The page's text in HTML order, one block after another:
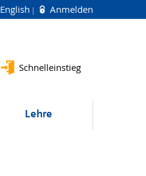
English Anmelden
Schnelleinstieg
Lehre